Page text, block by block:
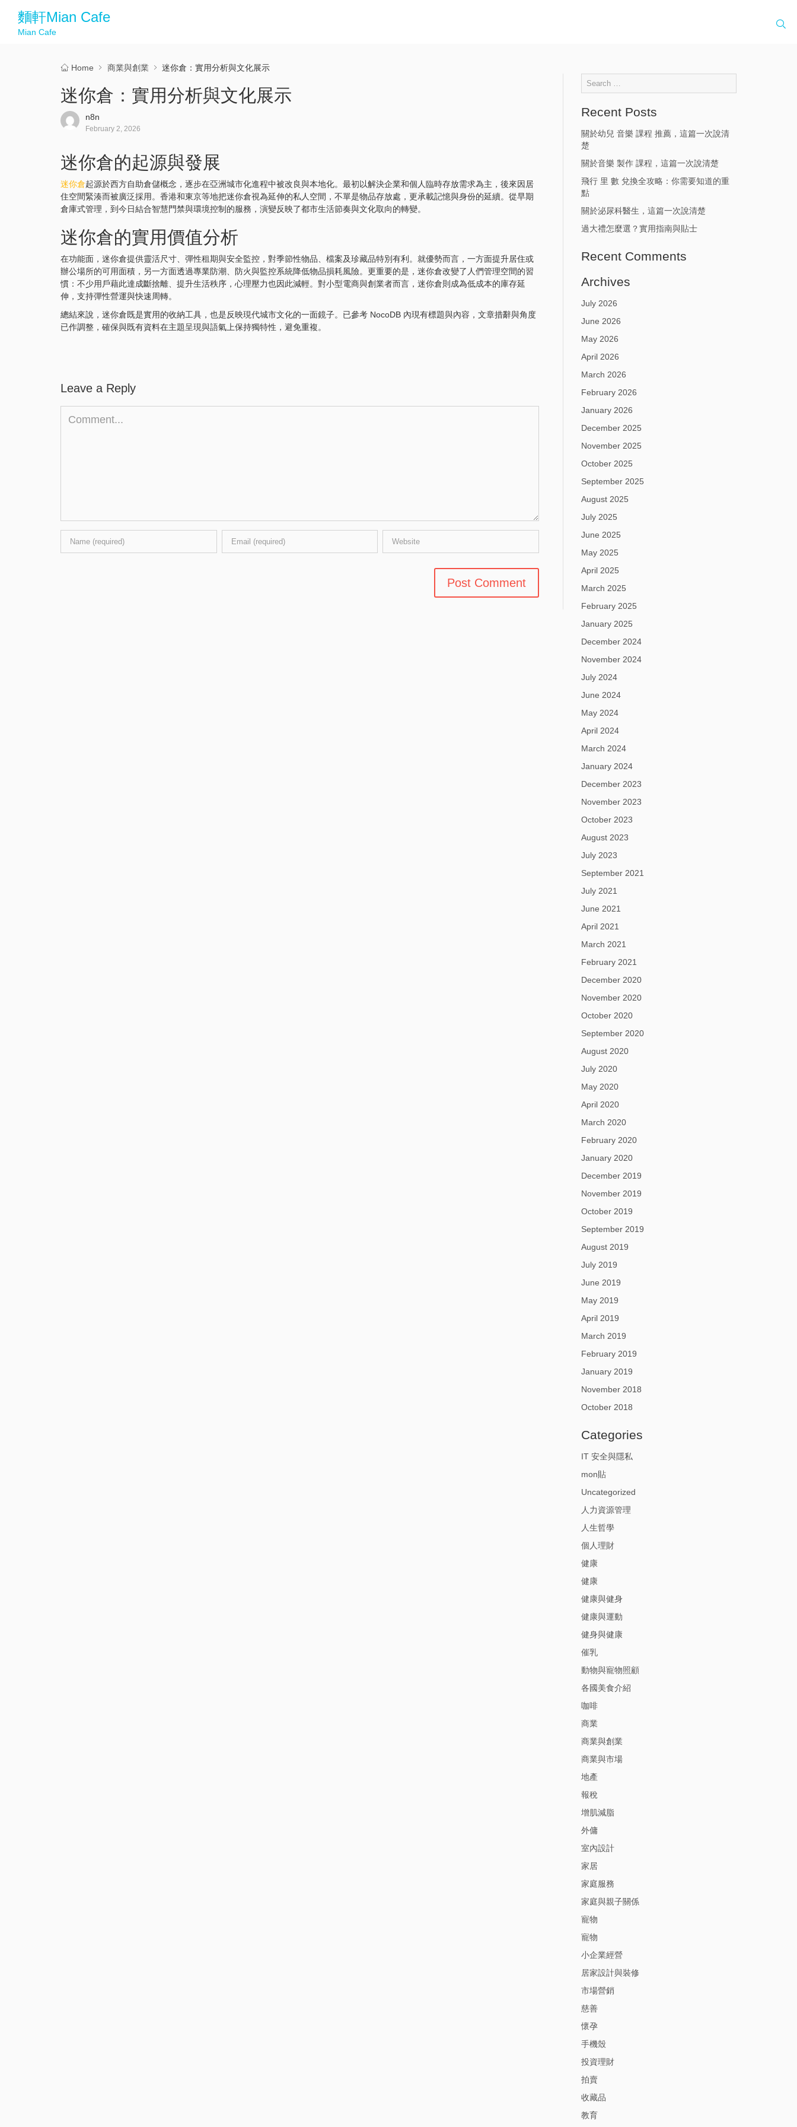
麵軒Mian Cafe
Mian Cafe
Home 商業與創業 迷你倉：實用分析與文化展示
迷你倉：實用分析與文化展示
n8n
February 2, 2026
迷你倉的起源與發展
迷你倉起源於西方自助倉儲概念，逐步在亞洲城市化進程中被改良與本地化。最初以解決企業和個人臨時存放需求為主，後來因居
住空間緊湊而被廣泛採用。香港和東京等地把迷你倉視為延伸的私人空間，不單是物品存放處，更承載記憶與身份的延續。從早期
倉庫式管理，到今日結合智慧門禁與環境控制的服務，演變反映了都市生活節奏與文化取向的轉變。
迷你倉的實用價值分析
在功能面，迷你倉提供靈活尺寸、彈性租期與安全監控，對季節性物品、檔案及珍藏品特別有利。就優勢而言，一方面提升居住或
辦公場所的可用面積，另一方面透過專業防潮、防火與監控系統降低物品損耗風險。更重要的是，迷你倉改變了人們管理空間的習
慣：不少用戶藉此達成斷捨離、提升生活秩序，心理壓力也因此減輕。對小型電商與創業者而言，迷你倉則成為低成本的庫存延
伸，支持彈性營運與快速周轉。
總結來說，迷你倉既是實用的收納工具，也是反映現代城市文化的一面鏡子。已參考 NocoDB 內現有標題與內容，文章措辭與角度
已作調整，確保與既有資料在主題呈現與語氣上保持獨特性，避免重複。
Leave a Reply
Recent Posts
關於幼兒 音樂 課程 推薦，這篇一次說清
楚
關於音樂 製作 課程，這篇一次說清楚
飛行 里 數 兌換全攻略：你需要知道的重
點
關於泌尿科醫生，這篇一次說清楚
過大禮怎麼選？實用指南與貼士
Recent Comments
Archives
July 2026
June 2026
May 2026
April 2026
March 2026
February 2026
January 2026
December 2025
November 2025
October 2025
September 2025
August 2025
July 2025
June 2025
May 2025
April 2025
March 2025
February 2025
January 2025
December 2024
November 2024
July 2024
June 2024
May 2024
April 2024
March 2024
January 2024
December 2023
November 2023
October 2023
August 2023
July 2023
September 2021
July 2021
June 2021
April 2021
March 2021
February 2021
December 2020
November 2020
October 2020
September 2020
August 2020
July 2020
May 2020
April 2020
March 2020
February 2020
January 2020
December 2019
November 2019
October 2019
September 2019
August 2019
July 2019
June 2019
May 2019
April 2019
March 2019
February 2019
January 2019
November 2018
October 2018
Categories
IT 安全與隱私
mon貼
Uncategorized
人力資源管理
人生哲學
個人理財
健康
健康
健康與健身
健康與運動
健身與健康
催乳
動物與寵物照顧
各國美食介紹
咖啡
商業
商業與創業
商業與市場
地產
報稅
增肌減脂
外傭
室內設計
家居
家庭服務
家庭與親子關係
寵物
寵物
小企業經營
居家設計與裝修
市場營銷
慈善
懷孕
手機殼
投資理財
拍賣
收藏品
教育